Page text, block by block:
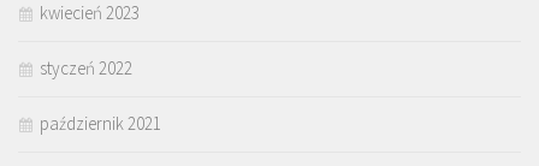
kwiecień 2023
styczeń 2022
październik 2021